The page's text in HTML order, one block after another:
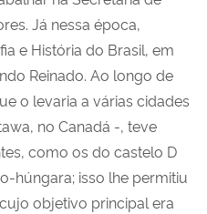
Já nessa época,
e História do Brasil, em
Reinado. Ao longo de
o levaria a várias cidades
no Canadá -, teve
como os do castelo D
húngara; isso lhe permitiu
objetivo principal era